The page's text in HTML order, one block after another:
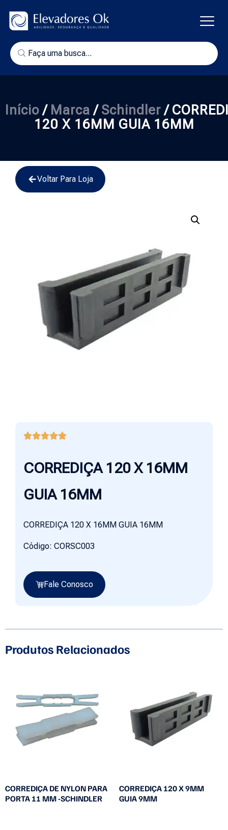
Início / Marca / Schindler /
120 X 16MM GUIA 16MM
Voltar Para Loja
CORREDIÇA 120 X 16MM
GUIA 16MM
CORREDIÇA 120 X 16MM GUIA 16MM
Código: CORSC003
Fale Conosco
Produtos Relacionados
CORREDIÇA DE NYLON PARA
PORTA 11 MM -SCHINDLER
CORREDIÇA 120 X 9MM
GUIA 9MM